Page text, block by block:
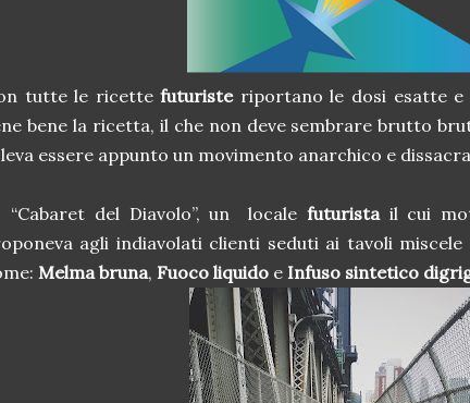
tutte le ricettefuturiste riportano le dosi esatte e
bene la ricetta, il che non deve sembrare brutto
essere appunto un movimento anarchico e
“Cabaret del Diavolo”, un locale futurista il cui
agli indiavolati clienti seduti ai tavoli
Melma bruna, Fuoco liquido e Infuso sintetico